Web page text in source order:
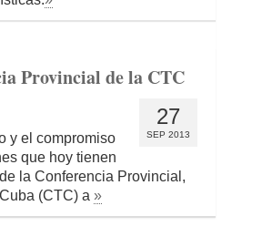
Provincial de la CTC
27
SEP 2013
y el compromiso
que hoy tienen
la Conferencia Provincial,
(CTC) a »